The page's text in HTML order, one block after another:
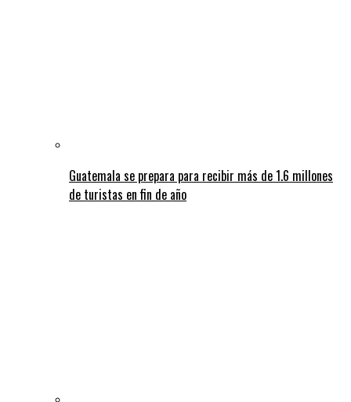
Guatemala se prepara para recibir más de 1.6 millones
de turistas en fin de año